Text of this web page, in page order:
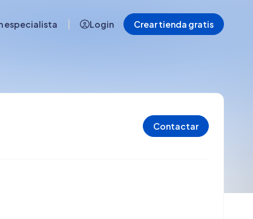
especialista Login Crear tienda gratis
Contactar